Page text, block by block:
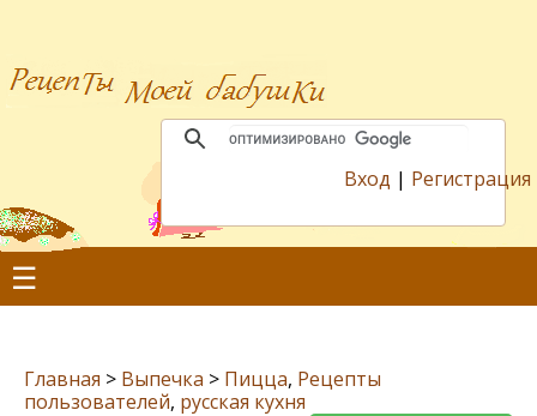
Вход | Регистрация
☰
Главная > Выпечка > Пицца, Рецепты
пользователей, русская кухня